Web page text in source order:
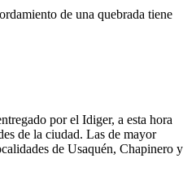
de una quebrada tiene
por el Idiger, a esta hora
de la ciudad. Las de mayor
de Usaquén, Chapinero y